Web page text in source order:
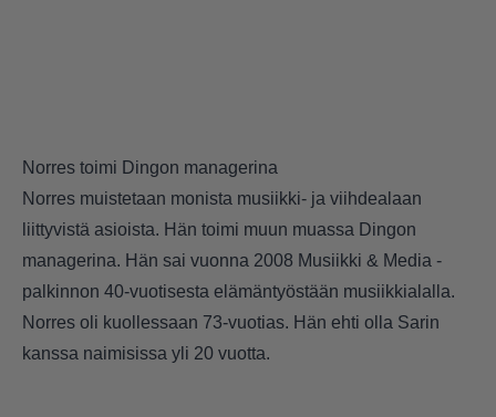
Norres toimi Dingon managerina
Norres muistetaan monista musiikki- ja viihdealaan
liittyvistä asioista. Hän toimi muun muassa Dingon
managerina. Hän sai vuonna 2008 Musiikki & Media -
palkinnon 40-vuotisesta elämäntyöstään musiikkialalla.
Norres oli kuollessaan 73-vuotias. Hän ehti olla Sarin
kanssa naimisissa yli 20 vuotta.